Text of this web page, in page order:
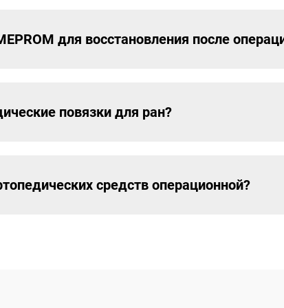
для восстановления после
повязки для ран?
средств операционной?